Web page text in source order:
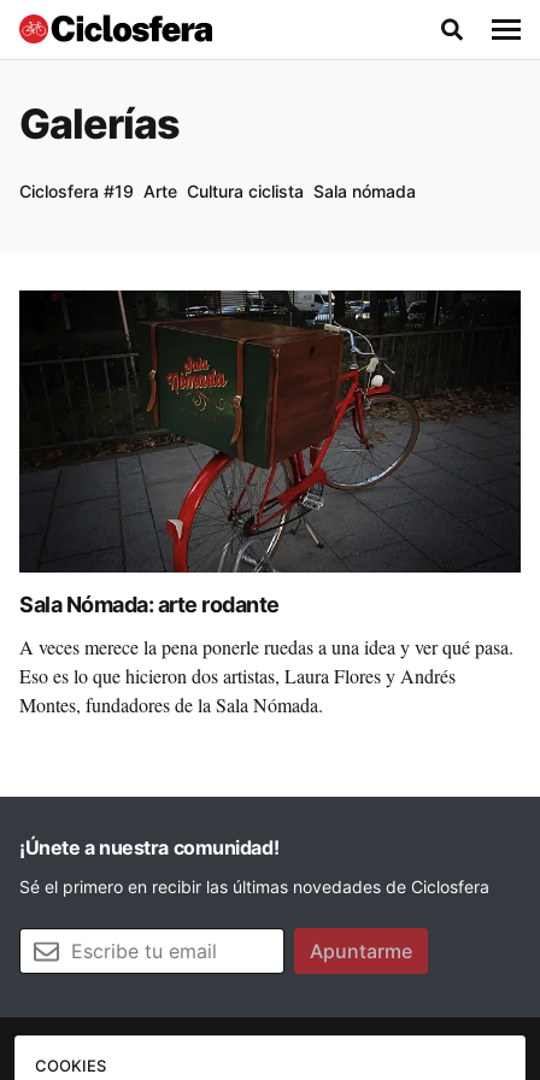
Galerías
Ciclosfera #19 Arte Cultura ciclista Sala nómada
Sala Nómada: arte rodante
A veces merece la pena ponerle ruedas a una idea y ver qué pasa.
Eso es lo que hicieron dos artistas, Laura Flores y Andrés
Montes, fundadores de la Sala Nómada.
¡Únete a nuestra comunidad!
Sé el primero en recibir las últimas novedades de Ciclosfera
Tu email Apuntarme
La revista
COOKIES